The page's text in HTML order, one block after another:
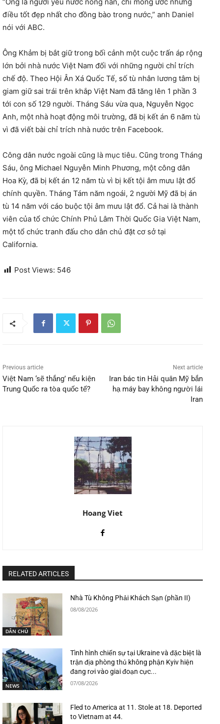
điều tốt đẹp nhất cho đồng bào trong nước,” anh Daniel
nói với ABC.
Ông Khảm bị bắt giữ trong bối cảnh một cuộc trấn áp rộng
lớn bởi nhà nước Việt Nam đối với những người chỉ trích
chế độ. Theo Hội Ân Xá Quốc Tế, số tù nhân lương tâm bị
giam giữ sai trái trên khắp Việt Nam đã tăng lên 1 phần 3
tới con số 129 người. Tháng Sáu vừa qua, Nguyễn Ngọc
Anh, một nhà hoạt động môi trường, đã bị kết án 6 năm tù
vì đã viết bài chỉ trích nhà nước trên Facebook.
Công dân nước ngoài cũng là mục tiêu. Cũng trong Tháng
Sáu, ông Michael Nguyễn Minh Phương, một công dân
Hoa Kỳ, đã bị kết án 12 năm tù vì bị kết tội âm mưu lật đổ
chính quyền. Tháng Tám năm ngoái, 2 người Mỹ đã bị án
tù 14 năm với cáo buộc tội âm mưu lật đổ. Cả hai là thành
viên của tổ chức Chính Phủ Lâm Thời Quốc Gia Việt Nam,
một tổ chức tranh đấu cho dân chủ đặt cơ sở tại
California.
Post Views: 546
Previous article
Việt Nam ‘sẽ thắng’ nếu kiện
Trung Quốc ra tòa quốc tế?
Next article
Iran bác tin Hải quân Mỹ bắn
hạ máy bay không người lái
Iran
Hoang Viet
RELATED ARTICLES
DÂN CHỦ
Nhà Tù Không Phải Khách Sạn (phần II)
08/08/2026
NEWS
Tình hình chiến sự tại Ukraine và đặc biệt là
trận địa phòng thủ không phận Kyiv hiện
đang rơi vào giai đoạn cực...
07/08/2026
Fled to America at 11. Stole at 18. Deported
to Vietnam at 44.